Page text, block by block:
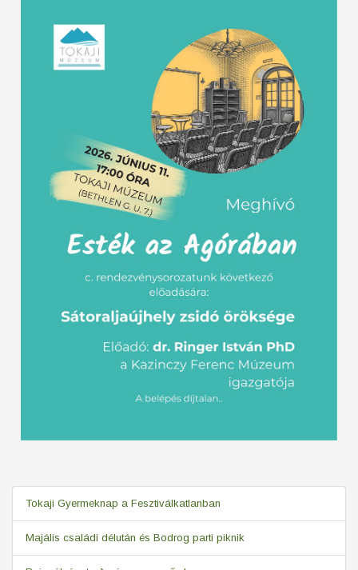
Tokaji Gyermeknap a Fesztiválkatlanban
Majális családi délután és Bodrog parti piknik